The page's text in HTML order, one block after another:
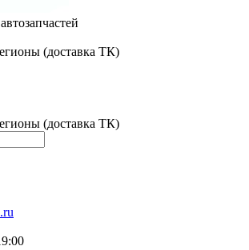
(доставка ТК)
(доставка ТК)